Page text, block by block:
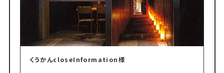
くうかんcloseInformation様